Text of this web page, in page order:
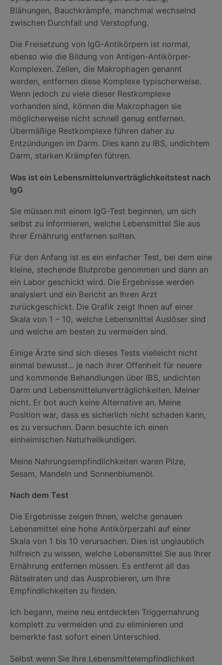
Blähungen, Bauchkrämpfe, manchmal wechselnd
zwischen Durchfall und Verstopfung.
Die Freisetzung von IgG-Antikörpern ist normal,
ebenso wie die Bildung von Antigen-Antikörper-
Komplexen. Zellen, die Makrophagen genannt
werden, entfernen diese Komplexe typischerweise.
Wenn jedoch zu viele dieser Restkomplexe
vorhanden sind, können die Makrophagen sie
möglicherweise nicht schnell genug entfernen.
Übermäßige Restkomplexe führen daher zu
Entzündungen im Darm. Dies kann zu IBS, undichtem
Darm, starken Krämpfen führen.
Was ist ein Lebensmittelunverträglichkeitstest nach
IgG
Sie müssen mit einem IgG-Test beginnen, um sich
selbst zu informieren, welche Lebensmittel Sie aus
Ihrer Ernährung entfernen sollten.
Für den Anfang ist es ein einfacher Test, bei dem eine
kleine, stechende Blutprobe genommen und dann an
ein Labor geschickt wird. Die Ergebnisse werden
analysiert und ein Bericht an Ihren Arzt
zurückgeschickt. Die Grafik zeigt Ihnen auf einer
Skala von 1 – 10, welche Lebensmittel Auslöser sind
und welche am besten zu vermeiden sind.
Einige Ärzte sind sich dieses Tests vielleicht nicht
einmal bewusst... je nach ihrer Offenheit für neuere
und kommende Behandlungen über IBS, undichten
Darm und Lebensmittelunverträglichkeiten. Meiner
nicht. Er bot auch keine Alternative an. Meine
Position war, dass es sicherlich nicht schaden kann,
es zu versuchen. Dann besuchte ich einen
einheimischen Naturheilkundigen.
Meine Nahrungsempfindlichkeiten waren Pilze,
Sesam, Mandeln und Sonnenblumenöl.
Nach dem Test
Die Ergebnisse zeigen Ihnen, welche genauen
Lebensmittel eine hohe Antikörperzahl auf einer
Skala von 1 bis 10 verursachen. Dies ist unglaublich
hilfreich zu wissen, welche Lebensmittel Sie aus Ihrer
Ernährung entfernen müssen. Es entfernt all das
Rätselraten und das Ausprobieren, um Ihre
Empfindlichkeiten zu finden.
Ich begann, meine neu entdeckten Triggernahrung
komplett zu vermeiden und zu eliminieren und
bemerkte fast sofort einen Unterschied.
Selbst wenn Sie Ihre Lebensmittelempfindlichkeit